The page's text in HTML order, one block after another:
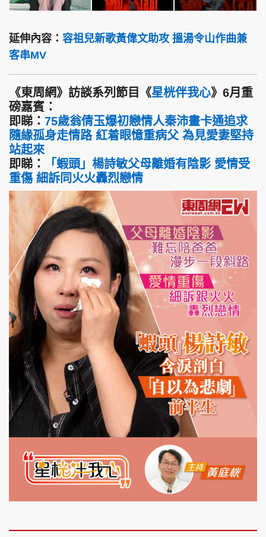
延伸內容： 容祖兒新歌黃偉文助攻 搵湯令山作曲兼
客串MV
《東周網》訪談系列節目《星桄伴我心》6月重
磅嘉賓：
即睇： 75歲翁倩玉爆初戀情人秦沛畫卡通追求
隨緣孤身走情路 紅着眼憶重病父 為見愛妻堅持
站起來
即睇：
「蝦頭」楊詩敏父母離婚有陰影 愛情受
重傷 細訴同火火轟烈戀情